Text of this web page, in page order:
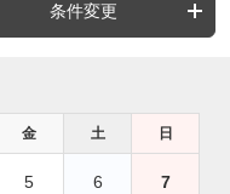
条件変更
金 土 日
5 6 7